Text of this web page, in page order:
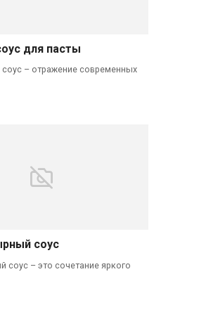
для пасты
соус – отражение современных
соус
соус – это сочетание яркого